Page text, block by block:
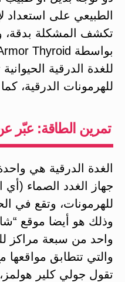
الطبيعي على استعداد
تكشف المشكلة بدقة،
للغدة الدرقية
للهرمونات الدرقية،
تمرين الطاقة: عبّر
الغدة الدرقية هي
جهاز الغدد الصماء (أي
للهرمونات، وتقع في
واحد من سبعة مراكز
والتي تتطابق مواقعها
تقول جولي كلير